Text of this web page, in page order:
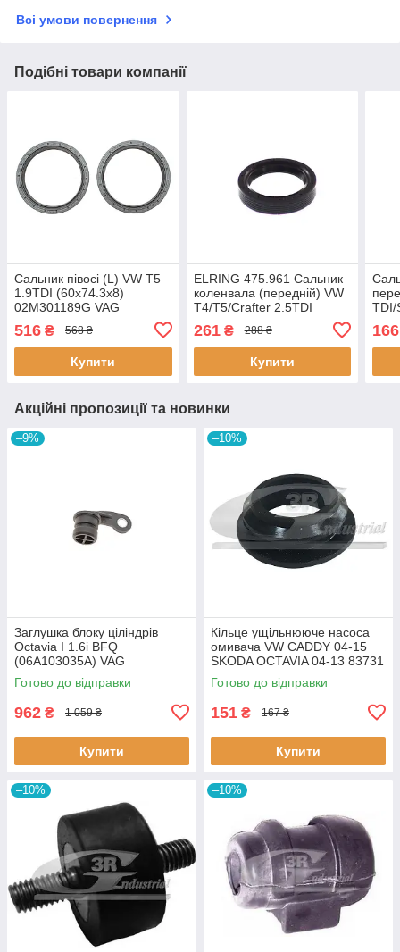
Всі умови повернення
Подібні товари компанії
Сальник півосі (L) VW T5
1.9TDI (60x74.3x8)
02M301189G VAG
516 ₴ 568 ₴
Купити
ELRING 475.961 Сальник
коленвала (передній) VW
T4/T5/Crafter 2.5TDI
261₴ 288 ₴
Купити
TDI/
166
Акційні пропозиції та новинки
–9%
Заглушка блоку ціліндрів
Octavia I 1.6i BFQ
(06A103035A) VAG
06A103035A VAG
Готово до відправки
962 ₴ 1 059 ₴
Купити
–10%
Кiльце ущiльнююче насоса
омивача VW CADDY 04-15
SKODA OCTAVIA 04-13 83731
3RG
Готово до відправки
151 ₴ 167 ₴
Купити
–10% –10%